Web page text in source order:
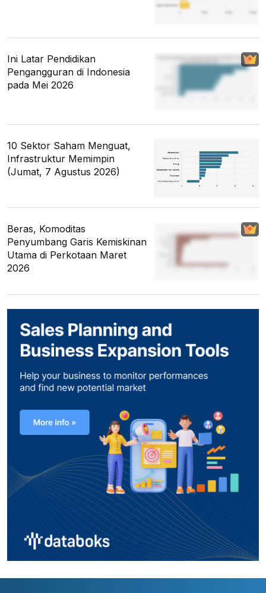
Ini Latar Pendidikan
Pengangguran di Indonesia
pada Mei 2026
10 Sektor Saham Menguat,
Infrastruktur Memimpin
(Jumat, 7 Agustus 2026)
Beras, Komoditas
Penyumbang Garis Kemiskinan
Utama di Perkotaan Maret
2026